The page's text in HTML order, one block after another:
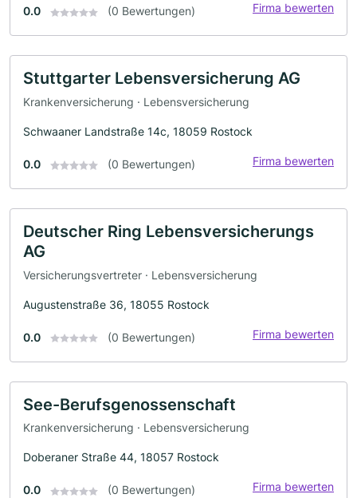
0.0 (0 Bewertungen) Firma bewerten
Stuttgarter Lebensversicherung AG
Krankenversicherung · Lebensversicherung
Schwaaner Landstraße 14c, 18059 Rostock
0.0 (0 Bewertungen) Firma bewerten
Deutscher Ring Lebensversicherungs
AG
Versicherungsvertreter · Lebensversicherung
Augustenstraße 36, 18055 Rostock
0.0 (0 Bewertungen) Firma bewerten
See-Berufsgenossenschaft
Krankenversicherung · Lebensversicherung
Doberaner Straße 44, 18057 Rostock
0.0 (0 Bewertungen) Firma bewerten